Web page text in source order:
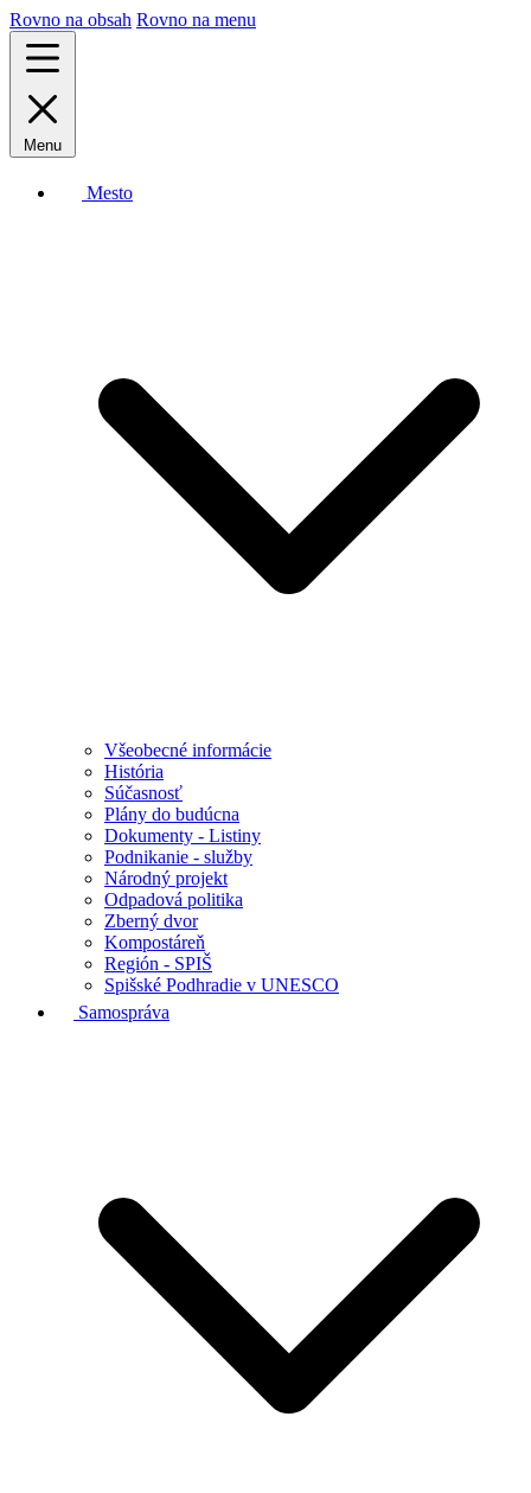
Rovno na obsah Rovno na menu
Menu
Mesto
Všeobecné informácie
História
Súčasnosť
Plány do budúcna
Dokumenty - Listiny
Podnikanie - služby
Národný projekt
Odpadová politika
Zberný dvor
Kompostáreň
Región - SPIŠ
Spišské Podhradie v UNESCO
Samospráva